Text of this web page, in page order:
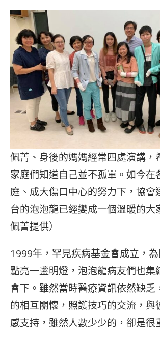
佩菁、身後的媽媽經常四處演講，
家庭們知道自己並不孤單。如今在
庭、成大傷口中心的努力下，協會
台的泡泡龍已經變成一個溫暖的大
佩菁提供）
1999年，罕見疾病基金會成立，
點亮一盞明燈，泡泡龍病友們也集
會下。雖然當時醫療資訊依然缺乏
的相互關懷，照護技巧的交流，與
感支持，雖然人數少少的，卻是很